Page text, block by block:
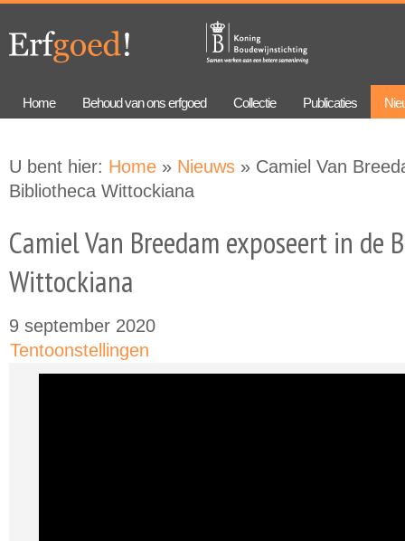
gaan
navigation
Home Behoud van ons erfgoed Collectie Publicaties
U bent hier: Home » Nieuws » Camiel Van
Bibliotheca Wittockiana
Camiel Van Breedam exposeert in de
Wittockiana
9 september 2020
Tentoonstellingen